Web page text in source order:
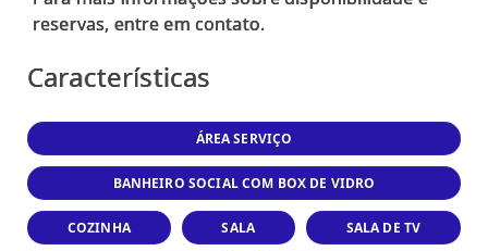
Características
ÁREA SERVIÇO
BANHEIRO SOCIAL COM BOX DE VIDRO
COZINHA SALA SALA DE TV